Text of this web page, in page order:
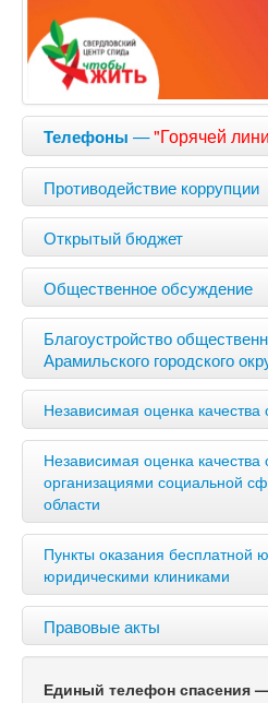
Телефоны —"Горячей
Противодействие коррупции
Открытый бюджет
Общественное обсуждение
Благоустройство
Арамильского городского
Независимая оценка качества
Независимая оценка качества
организациями социальной
области
Пункты оказания бесплатной
юридическими клиниками
Правовые акты
Единый телефон спасения